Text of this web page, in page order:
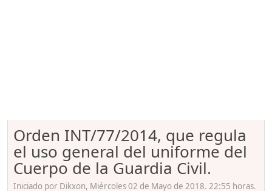
Orden INT/77/2014, que regula
el uso general del uniforme del
Cuerpo de la Guardia Civil.
Iniciado por Dikxon, Miércoles 02 de Mayo de 2018. 22:55 horas.